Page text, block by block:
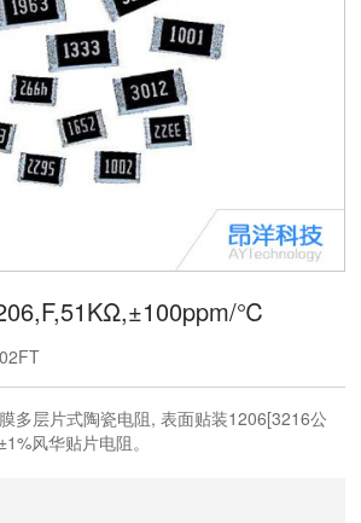
℃
多层片式陶瓷电阻, 表面贴装1206[3216公
风华贴片电阻。